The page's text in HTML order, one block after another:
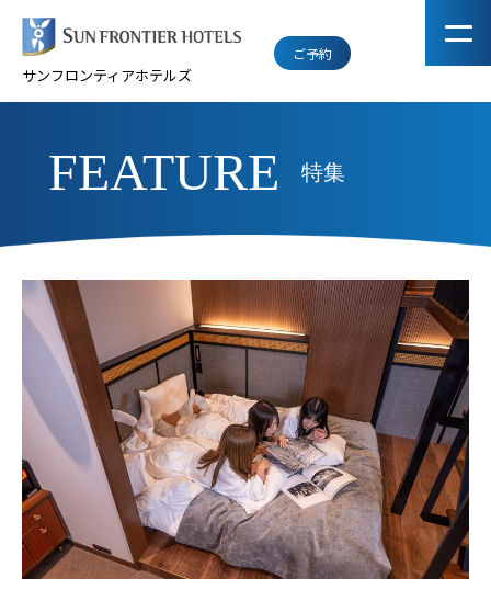
サンフロンティアホテルズ
ご予約
FEATURE 特集